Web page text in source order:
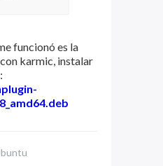
funcionó es la
karmic, instalar